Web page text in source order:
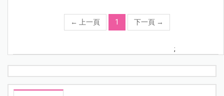
← 上一頁 1 下一頁 →
;